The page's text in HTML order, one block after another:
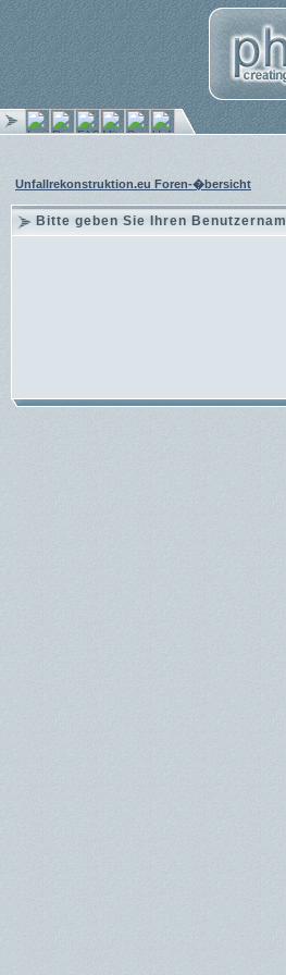
Unfallrekonstruktion.eu Foren-�bersicht
Bitte geben Sie Ihren